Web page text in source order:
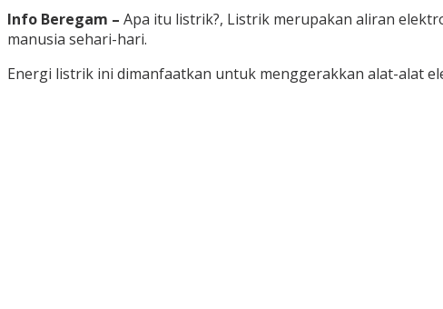
Info Beregam – Apa itu listrik?, Listrik merupakan aliran
manusia sehari-hari.
Energi listrik ini dimanfaatkan untuk menggerakkan alat-alat